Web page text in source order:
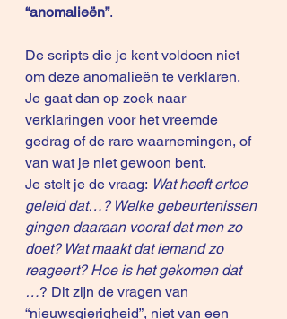
“anomalieën”.
De scripts die je kent voldoen niet
om deze anomalieën te verklaren.
Je gaat dan op zoek naar
verklaringen voor het vreemde
gedrag of de rare waarnemingen, of
van wat je niet gewoon bent.
Je stelt je de vraag: Wat heeft ertoe
geleid dat…? Welke gebeurtenissen
gingen daaraan vooraf dat men zo
doet? Wat maakt dat iemand zo
reageert? Hoe is het gekomen dat
…? Dit zijn de vragen van
“nieuwsgierigheid”, niet van een